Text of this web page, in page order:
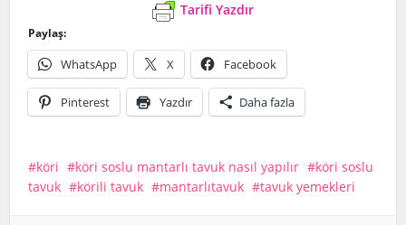
Tarifi Yazdır
Paylaş:
WhatsApp X Facebook
Pinterest Yazdır Daha fazla
köri köri soslu mantarlı tavuk nasıl yapılır
köri soslu
tavuk
körili tavuk mantarlıtavuk tavuk yemekleri